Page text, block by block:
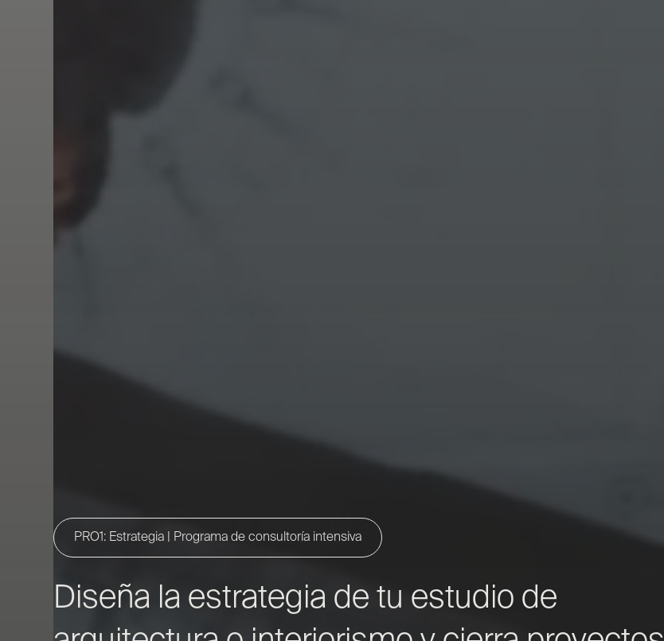
PRO1: Estrategia | Programa de consultoría intensiva
Diseña la estrategia de tu estudio de